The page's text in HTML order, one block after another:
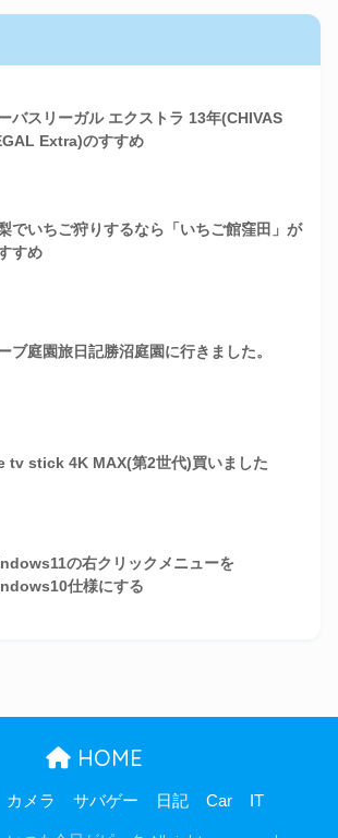
バスリーガル エクストラ 13年(CHIVAS
Extra)のすすめ
でいちご狩りするなら「いちご館窪田」が
すめ
ブ庭園旅日記勝沼庭園に行きました。
tv stick 4K MAX(第2世代)買いました
の右クリックメニューを
仕様にする
HOME
カメラ サバゲー 日記 Car IT